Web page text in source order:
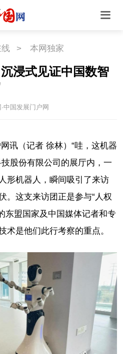
> 本网独家
浸式见证中国数智
中国发展门户网
讯（记者 徐林）“哇，这机器
股份有限公司的展厅内，一
形机器人，瞬间吸引了来访
。这支来访团正是参与“人权
东盟国家及中国媒体记者和专
术是他们此行考察的重点。